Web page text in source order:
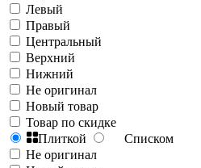
Левый
Правый
Центральный
Верхний
Нижний
Не оригинал
Новый товар
Товар по скидке
Плиткой
Списком
Не оригинал